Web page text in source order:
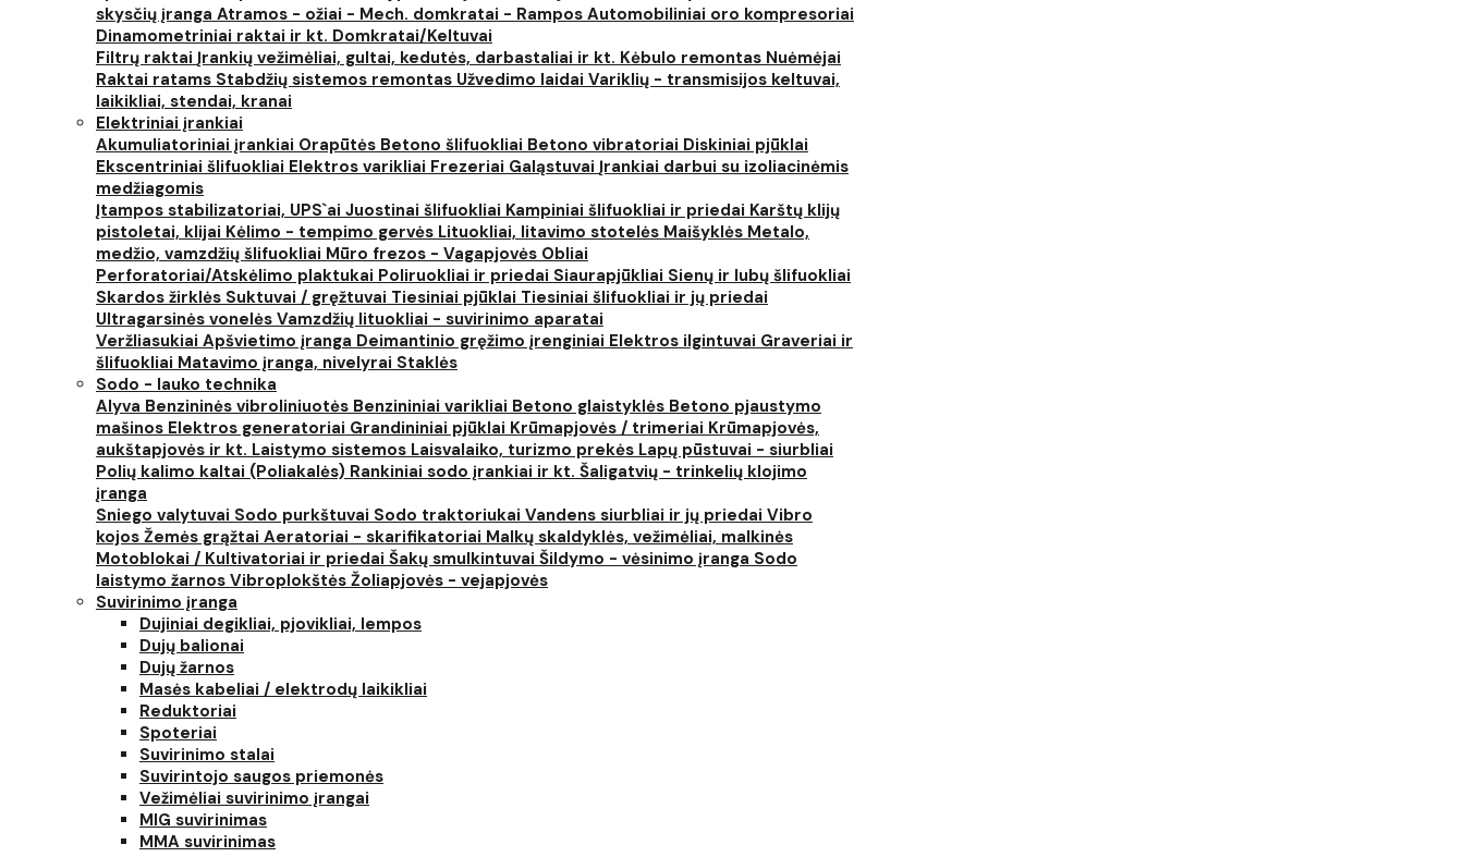
skysčių įranga Atramos - ožiai - Mech. domkratai - Rampos Automobiliniai oro kompresoriai
Dinamometriniai raktai ir kt. Domkratai/Keltuvai
Filtrų raktai Įrankių vežimėliai, gultai, kedutės, darbastaliai ir kt. Kėbulo remontas Nuėmėjai
Raktai ratams Stabdžių sistemos remontas Užvedimo laidai Variklių - transmisijos keltuvai,
laikikliai, stendai, kranai
Elektriniai įrankiai
Akumuliatoriniai įrankiai Orapūtės Betono šlifuokliai Betono vibratoriai Diskiniai pjūklai
Ekscentriniai šlifuokliai Elektros varikliai Frezeriai Galąstuvai Įrankiai darbui su izoliacinėmis
medžiagomis
Įtampos stabilizatoriai, UPS`ai Juostinai šlifuokliai Kampiniai šlifuokliai ir priedai Karštų klijų
pistoletai, klijai Kėlimo - tempimo gervės Lituokliai, litavimo stotelės Maišyklės Metalo,
medžio, vamzdžių šlifuokliai Mūro frezos - Vagapjovės Obliai
Perforatoriai/Atskėlimo plaktukai Poliruokliai ir priedai Siaurapjūkliai Sienų ir lubų šlifuokliai
Skardos žirklės Suktuvai / gręžtuvai Tiesiniai pjūklai Tiesiniai šlifuokliai ir jų priedai
Ultragarsinės vonelės Vamzdžių lituokliai - suvirinimo aparatai
Veržliasukiai Apšvietimo įranga Deimantinio gręžimo įrenginiai Elektros ilgintuvai Graveriai ir
šlifuokliai Matavimo įranga, nivelyrai Staklės
Sodo - lauko technika
Alyva Benzininės vibroliniuotės Benzininiai varikliai Betono glaistyklės Betono pjaustymo
mašinos Elektros generatoriai Grandininiai pjūklai Krūmapjovės / trimeriai Krūmapjovės,
aukštapjovės ir kt. Laistymo sistemos Laisvalaiko, turizmo prekės Lapų pūstuvai - siurbliai
Polių kalimo kaltai (Poliakalės) Rankiniai sodo įrankiai ir kt. Šaligatvių - trinkelių klojimo
įranga
Sniego valytuvai Sodo purkštuvai Sodo traktoriukai Vandens siurbliai ir jų priedai Vibro
kojos Žemės grąžtai Aeratoriai - skarifikatoriai Malkų skaldyklės, vežimėliai, malkinės
Motoblokai / Kultivatoriai ir priedai Šakų smulkintuvai Šildymo - vėsinimo įranga Sodo
laistymo žarnos Vibroplokštės Žoliapjovės - vejapjovės
Suvirinimo įranga
Dujiniai degikliai, pjovikliai, lempos
Dujų balionai
Dujų žarnos
Masės kabeliai / elektrodų laikikliai
Reduktoriai
Spoteriai
Suvirinimo stalai
Suvirintojo saugos priemonės
Vežimėliai suvirinimo įrangai
MIG suvirinimas
MMA suvirinimas